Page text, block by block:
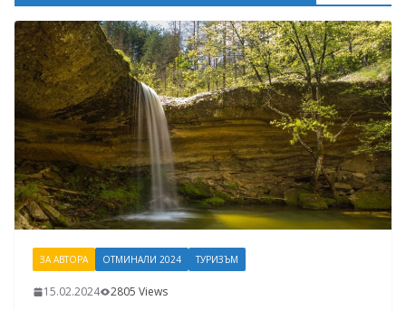
ЗА АВТОРА ОТМИНАЛИ 2024 ТУРИЗЪМ
15.02.2024 2805 Views